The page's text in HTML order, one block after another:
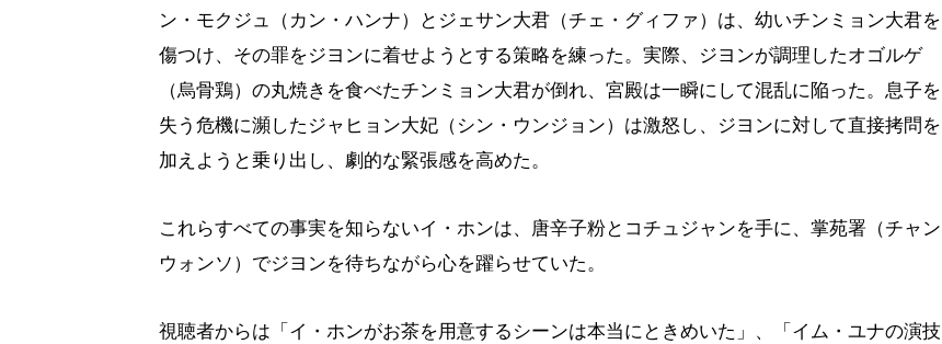
ン・モクジュ（カン・ハンナ）とジェサン大君（チェ・グィファ）は、幼いチンミョン大君を
傷つけ、その罪をジヨンに着せようとする策略を練った。実際、ジヨンが調理したオゴルゲ
（烏骨鶏）の丸焼きを食べたチンミョン大君が倒れ、宮殿は一瞬にして混乱に陥った。息子を
失う危機に瀕したジャヒョン大妃（シン・ウンジョン）は激怒し、ジヨンに対して直接拷問を
加えようと乗り出し、劇的な緊張感を高めた。
これらすべての事実を知らないイ・ホンは、唐辛子粉とコチュジャンを手に、掌苑署（チャン
ウォンソ）でジヨンを待ちながら心を躍らせていた。
視聴者からは「イ・ホンがお茶を用意するシーンは本当にときめいた」、「イム・ユナの演技